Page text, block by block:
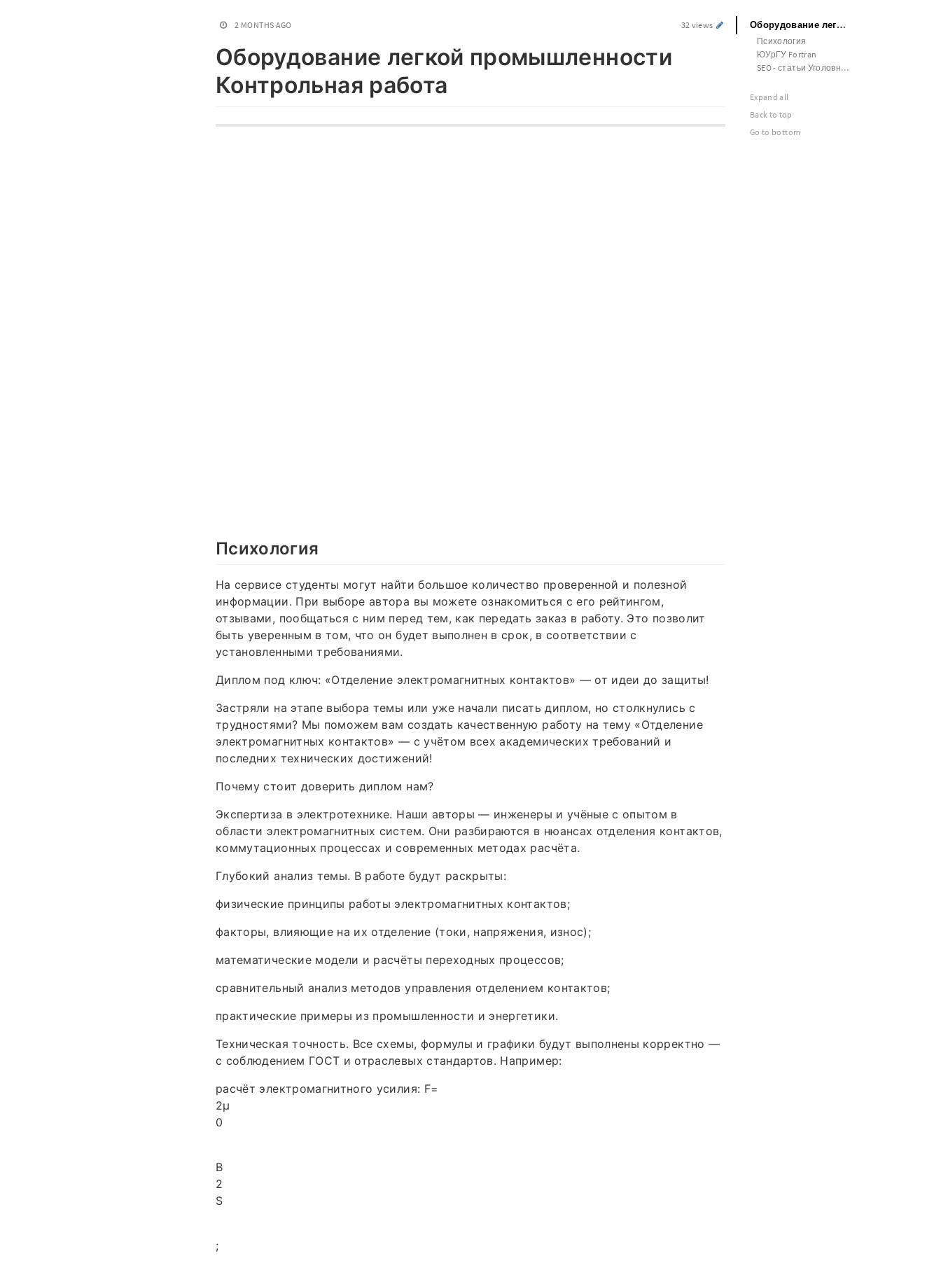
2 MONTHS AGO 32 views
Оборудование легкой промышленности
Контрольная работа
Психология
На сервисе студенты могут найти большое количество проверенной и полезной
информации. При выборе автора вы можете ознакомиться с его рейтингом,
отзывами, пообщаться с ним перед тем, как передать заказ в работу. Это позволит
быть уверенным в том, что он будет выполнен в срок, в соответствии с
установленными требованиями.
Диплом под ключ: «Отделение электромагнитных контактов» — от идеи до защиты!
Застряли на этапе выбора темы или уже начали писать диплом, но столкнулись с
трудностями? Мы поможем вам создать качественную работу на тему «Отделение
электромагнитных контактов» — с учётом всех академических требований и
последних технических достижений!
Почему стоит доверить диплом нам?
Экспертиза в электротехнике. Наши авторы — инженеры и учёные с опытом в
области электромагнитных систем. Они разбираются в нюансах отделения контактов,
коммутационных процессах и современных методах расчёта.
Глубокий анализ темы. В работе будут раскрыты:
физические принципы работы электромагнитных контактов;
факторы, влияющие на их отделение (токи, напряжения, износ);
математические модели и расчёты переходных процессов;
сравнительный анализ методов управления отделением контактов;
практические примеры из промышленности и энергетики.
Техническая точность. Все схемы, формулы и графики будут выполнены корректно —
с соблюдением ГОСТ и отраслевых стандартов. Например:
расчёт электромагнитного усилия: F=
2μ
0
B
2
S
;
Оборудование легкой промышленности Контрольная работа
Психология
ЮУрГУ Fortran
SEO - статьи Уголовное право
Expand all
Back to top
Go to bottom